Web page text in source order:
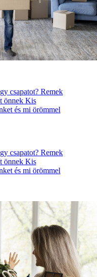
csapatot? Remek
önnek Kis
és mi örömmel
csapatot? Remek
önnek Kis
és mi örömmel